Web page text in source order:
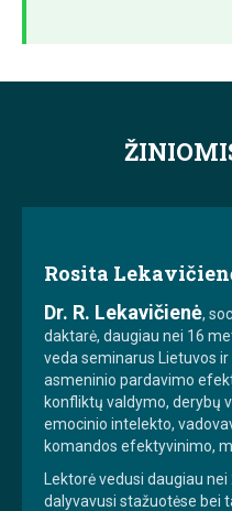
Rosita
Dr. R. Lekavičienė,
daktarė, daugiau nei 16
veda seminarus Lietuvos
asmeninio pardavimo
konfliktų valdymo, derybų
emocinio intelekto,
komandos efektyvinimo,
Lektorė vedusi daugiau
dalyvavusi stažuotėse bei